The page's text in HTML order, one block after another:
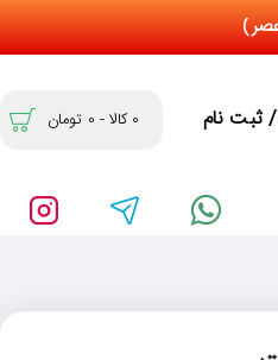
ثبت نام 0 کالا - 0 تومان